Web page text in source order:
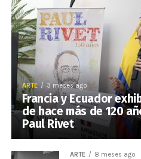
ARTE 3 meses ago
Francia y Ecuador
de hace más de 120
Paul Rivet
ARTE 8 meses ago